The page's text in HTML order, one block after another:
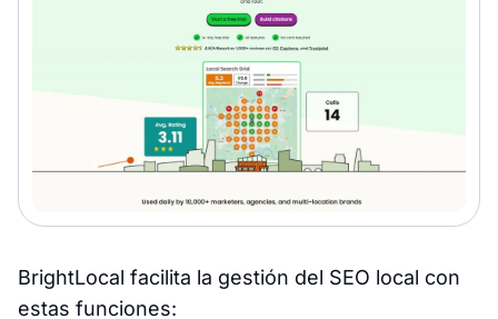
BrightLocal facilita la gestión del SEO local con
estas funciones: